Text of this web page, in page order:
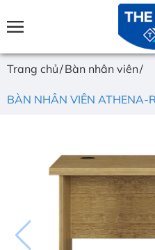
Trang chủ Bàn nhân viên
BÀN NHÂN VIÊN ATHENA-